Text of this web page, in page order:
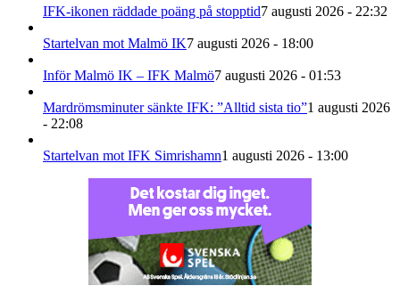
IFK-ikonen räddade poäng på stopptid7 augusti 2026 - 22:32
Startelvan mot Malmö IK7 augusti 2026 - 18:00
Inför Malmö IK – IFK Malmö7 augusti 2026 - 01:53
Mardrömsminuter sänkte IFK: ”Alltid sista tio”1 augusti 2026
- 22:08
Startelvan mot IFK Simrishamn1 augusti 2026 - 13:00